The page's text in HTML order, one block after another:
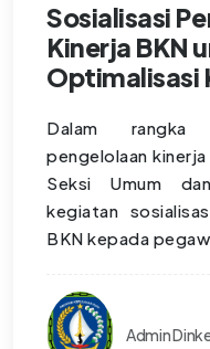
Sosialisasi
Kinerja BKN
Optimalisasi
Dalam rangka
pengelolaan
Seksi Umum
kegiatan
BKN kepada
Admin